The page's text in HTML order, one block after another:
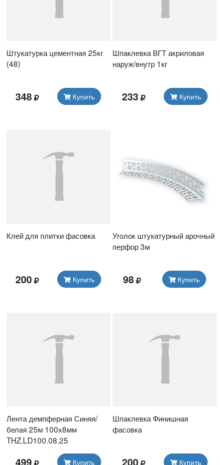
Штукатурка цементная 25кг
(48)
348 Купить
Шпаклевка ВГТ акриловая
наруж/внутр 1кг
233 Купить
Клей для плитки фасовка
200 Купить
Уголок штукатурный арочный
перфор 3м
98 Купить
Лента демпферная Синяя/
белая 25м 100х8мм
THZ.LD100.08.25
499 Купить
Шпаклевка Финишная
фасовка
200 Купить